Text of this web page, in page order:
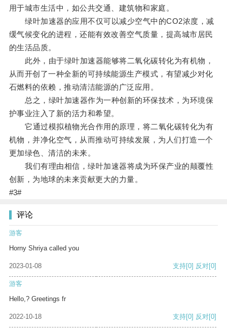
用于城市生活中，如公共交通、建筑物和家庭。
绿叶加速器的应用不仅可以减少空气中的CO2浓度，减
缓气候变化的进程，还能有效改善空气质量，提高城市居民
的生活品质。
此外，由于绿叶加速器能够将二氧化碳转化为有机物，
从而开创了一种全新的可持续能源生产模式，有望减少对化
石燃料的依赖，推动清洁能源的广泛应用。
总之，绿叶加速器作为一种创新的环保技术，为环境保
护事业注入了新的活力和希望。
它通过模拟植物光合作用的原理，将二氧化碳转化为有
机物，并净化空气，从而推动可持续发展，为人们打造一个
更加绿色、清洁的未来。
我们有理由相信，绿叶加速器将成为环保产业的颠覆性
创新，为地球的未来贡献更大的力量。
#3#
评论
游客
Horny Shriya called you
2023-01-08 支持[0] 反对[0]
游客
Hello,? Greetings fr
2022-10-18 支持[0] 反对[0]